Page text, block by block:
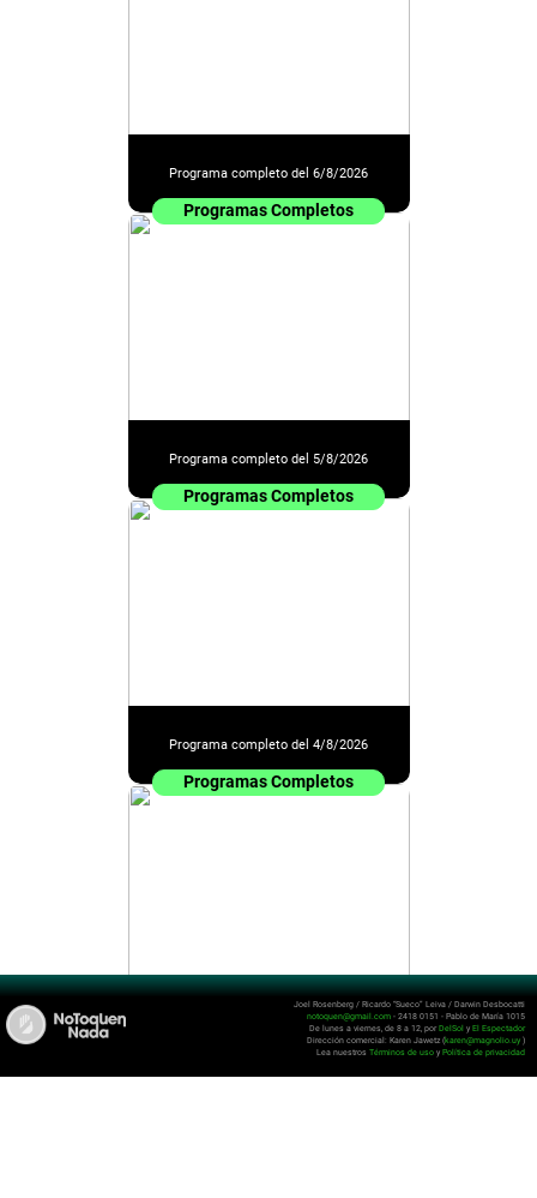
Programa completo del 6/8/2026
Programas Completos
Programa completo del 5/8/2026
Programas Completos
Programa completo del 4/8/2026
Programas Completos
Programa completo del 3/8/2026
Joel Rosenberg / Ricardo “Sueco” Leiva / Darwin Desbocatti
notoquen@gmail.com - 2418 0151 - Pablo de María 1015
De lunes a viernes, de 8 a 12, porDelSol y El Espectador
Dirección comercial: Karen Jawetz (karen@magnolio.uy )
Lea nuestros Términos de uso y Política de privacidad